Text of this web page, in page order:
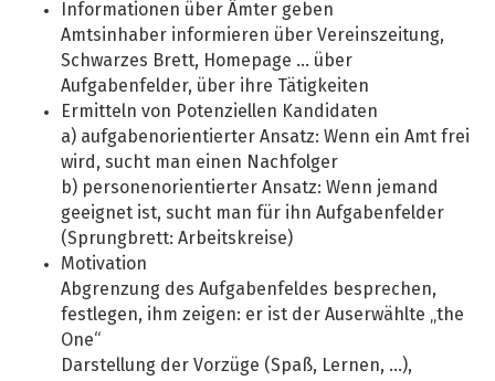
Informationen über Ämter geben
Amtsinhaber informieren über Vereinszeitung,
Schwarzes Brett, Homepage ... über
Aufgabenfelder, über ihre Tätigkeiten
Ermitteln von Potenziellen Kandidaten
a) aufgabenorientierter Ansatz: Wenn ein Amt frei
wird, sucht man einen Nachfolger
b) personenorientierter Ansatz: Wenn jemand
geeignet ist, sucht man für ihn Aufgabenfelder
(Sprungbrett: Arbeitskreise)
Motivation
Abgrenzung des Aufgabenfeldes besprechen,
festlegen, ihm zeigen: er ist der Auserwählte „the
One“
Darstellung der Vorzüge (Spaß, Lernen, ...),